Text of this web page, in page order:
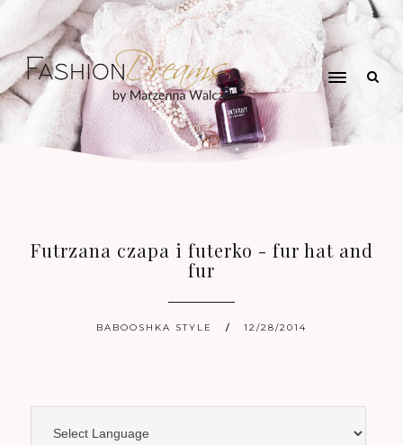
Futrzana czapa i futerko - fur hat and
fur
BABOOSHKA STYLE 12/28/2014